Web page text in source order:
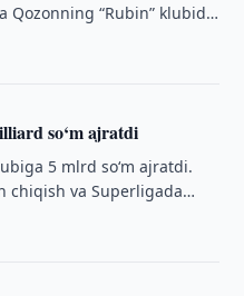
Qozonning “Rubin” klubida
so‘m ajratdi
5 mlrd so‘m ajratdi.
chiqish va Superligada